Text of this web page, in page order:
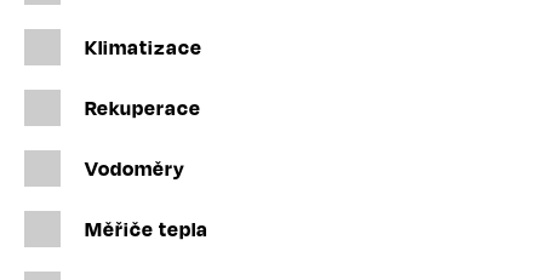
Klimatizace
Rekuperace
Vodoměry
Měřiče tepla